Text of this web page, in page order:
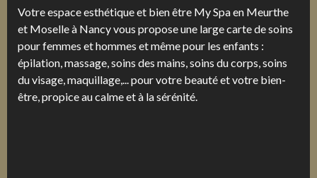
Votre espace esthétique et bien être My Spa en Meurthe
et Moselle à Nancy vous propose une large carte de soins
pour femmes et hommes et même pour les enfants :
épilation, massage, soins des mains, soins du corps, soins
du visage, maquillage,... pour votre beauté et votre bien-
être, propice au calme et à la sérénité.